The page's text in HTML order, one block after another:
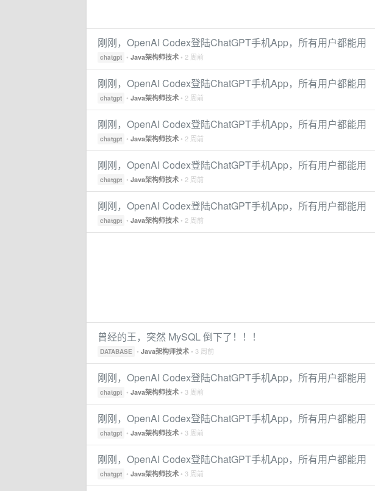
刚刚，OpenAI Codex登陆ChatGPT手机App，所有用户都能用
chatgpt • Java架构师技术 • 2 周前
刚刚，OpenAI Codex登陆ChatGPT手机App，所有用户都能用
chatgpt • Java架构师技术 • 2 周前
刚刚，OpenAI Codex登陆ChatGPT手机App，所有用户都能用
chatgpt • Java架构师技术 • 2 周前
刚刚，OpenAI Codex登陆ChatGPT手机App，所有用户都能用
chatgpt • Java架构师技术 • 2 周前
刚刚，OpenAI Codex登陆ChatGPT手机App，所有用户都能用
chatgpt • Java架构师技术 • 2 周前
曾经的王，突然 MySQL 倒下了！！！
DATABASE • Java架构师技术 • 3 周前
刚刚，OpenAI Codex登陆ChatGPT手机App，所有用户都能用
chatgpt • Java架构师技术 • 3 周前
刚刚，OpenAI Codex登陆ChatGPT手机App，所有用户都能用
chatgpt • Java架构师技术 • 3 周前
刚刚，OpenAI Codex登陆ChatGPT手机App，所有用户都能用
chatgpt • Java架构师技术 • 3 周前